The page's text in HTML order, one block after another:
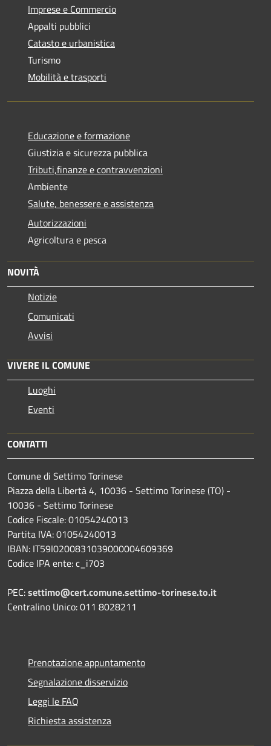
Imprese e Commercio
Appalti pubblici
Catasto e urbanistica
Turismo
Mobilità e trasporti
Educazione e formazione
Giustizia e sicurezza pubblica
Tributi,finanze e contravvenzioni
Ambiente
Salute, benessere e assistenza
Autorizzazioni
Agricoltura e pesca
NOVITÀ
Notizie
Comunicati
Avvisi
VIVERE IL COMUNE
Luoghi
Eventi
CONTATTI
Comune di Settimo Torinese
Piazza della Libertà 4, 10036 - Settimo Torinese (TO) -
10036 - Settimo Torinese
Codice Fiscale: 01054240013
Partita IVA: 01054240013
IBAN: IT59I0200831039000004609369
Codice IPA ente: c_i703
PEC:settimo@cert.comune.settimo-torinese.to.it
Centralino Unico: 011 8028211
Prenotazione appuntamento
Segnalazione disservizio
Leggi le FAQ
Richiesta assistenza